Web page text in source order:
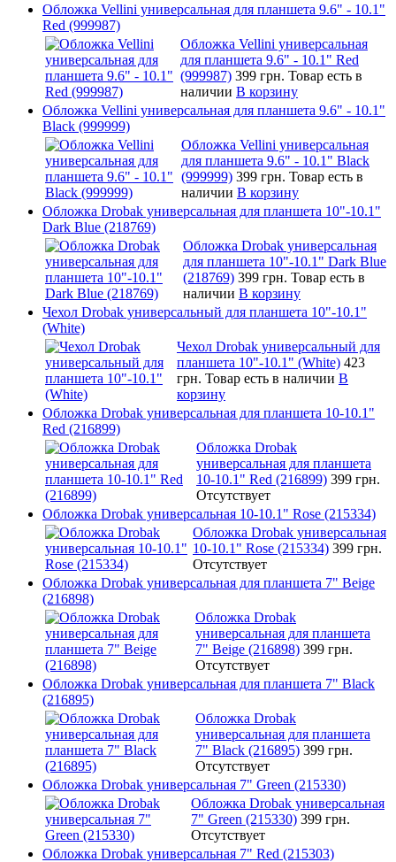
Обложка Vellini универсальная для планшета 9.6" - 10.1"
Red (999987)
Обложка Vellini универсальная
для планшета 9.6" - 10.1" Red
(999987) 399 грн. Товар есть в
наличии В корзину
Обложка Vellini универсальная для планшета 9.6" - 10.1"
Black (999999)
Обложка Vellini универсальная
для планшета 9.6" - 10.1" Black
(999999) 399 грн. Товар есть в
наличии В корзину
Обложка Drobak универсальная для планшета 10"-10.1"
Dark Blue (218769)
Обложка Drobak универсальная
для планшета 10"-10.1" Dark Blue
(218769) 399 грн. Товар есть в
наличии В корзину
Чехол Drobak универсальный для планшета 10"-10.1"
(White)
Чехол Drobak универсальный для
планшета 10"-10.1" (White) 423
грн. Товар есть в наличии В
корзину
Обложка Drobak универсальная для планшета 10-10.1"
Red (216899)
Обложка Drobak
универсальная для планшета
10-10.1" Red (216899) 399 грн.
Отсутствует
Обложка Drobak универсальная 10-10.1" Rose (215334)
Обложка Drobak универсальная
10-10.1" Rose (215334) 399 грн.
Отсутствует
Обложка Drobak универсальная для планшета 7" Beige
(216898)
Обложка Drobak
универсальная для планшета
7" Beige (216898) 399 грн.
Отсутствует
Обложка Drobak универсальная для планшета 7" Black
(216895)
Обложка Drobak
универсальная для планшета
7" Black (216895) 399 грн.
Отсутствует
Обложка Drobak универсальная 7" Green (215330)
Обложка Drobak универсальная
7" Green (215330) 399 грн.
Отсутствует
Обложка Drobak универсальная 7" Red (215303)